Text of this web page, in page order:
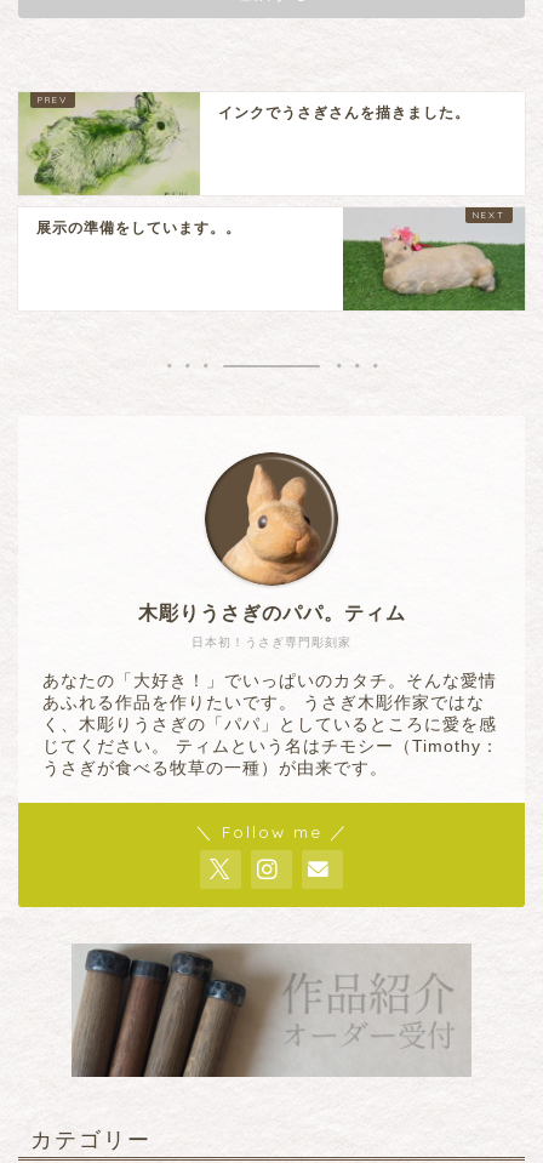
インクでうさぎさんを描きました。
展示の準備をしています。。
日本初！うさぎ専門彫刻家
木彫りうさぎのパパ。ティム
あなたの「大好き！」でいっぱいのカタチ。そんな愛情
あふれる作品を作りたいです。 うさぎ木彫作家ではな
く、木彫りうさぎの「パパ」としているところに愛を感
じてください。 ティムという名はチモシー（Timothy：
うさぎが食べる牧草の一種）が由来です。
＼ Follow me ／
カテゴリー